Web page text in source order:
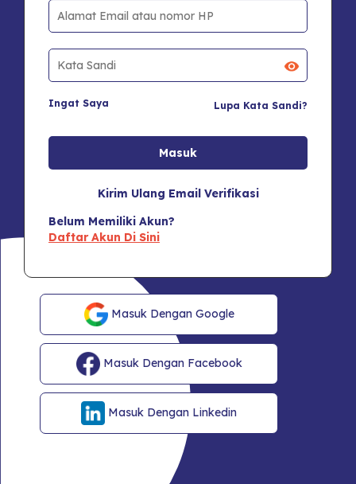
Ingat Saya Lupa Kata Sandi?
Kirim Ulang Email Verifikasi
Belum Memiliki Akun?
Daftar Akun Di Sini
Masuk Dengan Google
Masuk Dengan Facebook
Masuk Dengan Linkedin